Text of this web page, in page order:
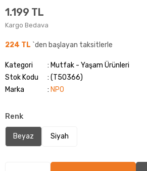
1.199 TL
Kargo Bedava
224 TL `den başlayan taksitlerle
Kategori
Mutfak - Yaşam Ürünleri
Stok Kodu
(T50366)
Marka
: NPO
Renk
Beyaz Siyah